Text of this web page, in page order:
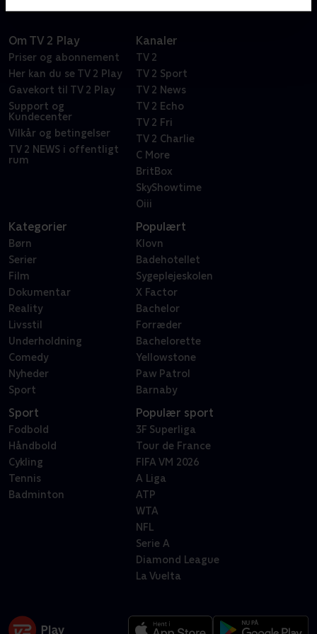
Om TV 2 Play
Priser og abonnement
Her kan du se TV 2 Play
Gavekort til TV 2 Play
Support og
Kundecenter
Vilkår og betingelser
TV 2 NEWS i offentligt
rum
Kanaler
TV 2
TV 2 Sport
TV 2 News
TV 2 Echo
TV 2 Fri
TV 2 Charlie
C More
BritBox
SkyShowtime
Oiii
Kategorier
Børn
Serier
Film
Dokumentar
Reality
Livsstil
Underholdning
Comedy
Nyheder
Sport
Populært
Klovn
Badehotellet
Sygeplejeskolen
X Factor
Bachelor
Forræder
Bachelorette
Yellowstone
Paw Patrol
Barnaby
Sport
Fodbold
Håndbold
Cykling
Tennis
Badminton
Populær sport
3F Superliga
Tour de France
FIFA VM 2026
A Liga
ATP
WTA
NFL
Serie A
Diamond League
La Vuelta